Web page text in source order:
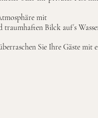
mit
Bilck auf´s
Sie Ihre Gäste mit